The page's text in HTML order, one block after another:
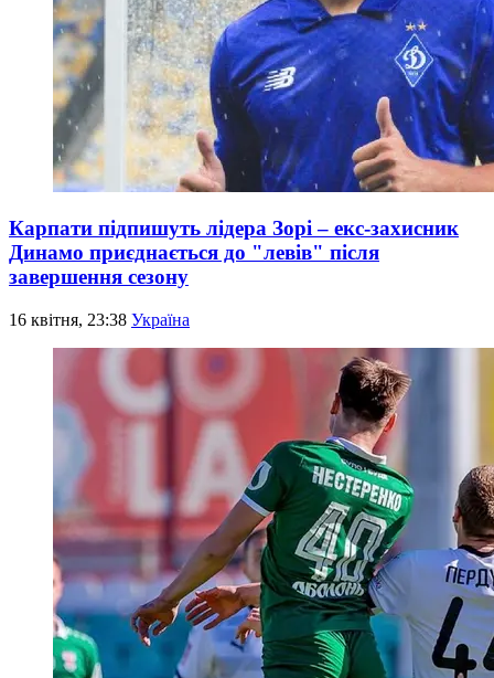
Карпати підпишуть лідера Зорі – екс-захисник
Динамо приєднається до "левів" після
завершення сезону
16 квітня, 23:38 Україна